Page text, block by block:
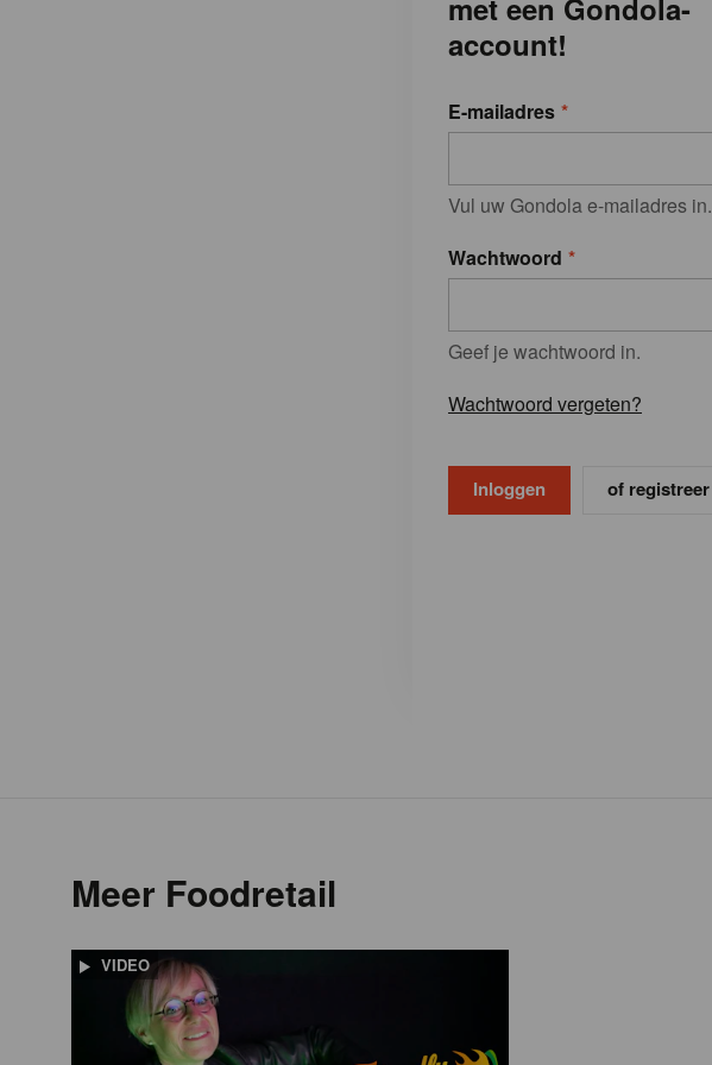
met een Gondola-
account!
E-mailadres
Vul uw Gondola e-mailadres in.
Wachtwoord
Geef je wachtwoord in.
Wachtwoord vergeten?
of registreer
Meer Foodretail
VIDEO